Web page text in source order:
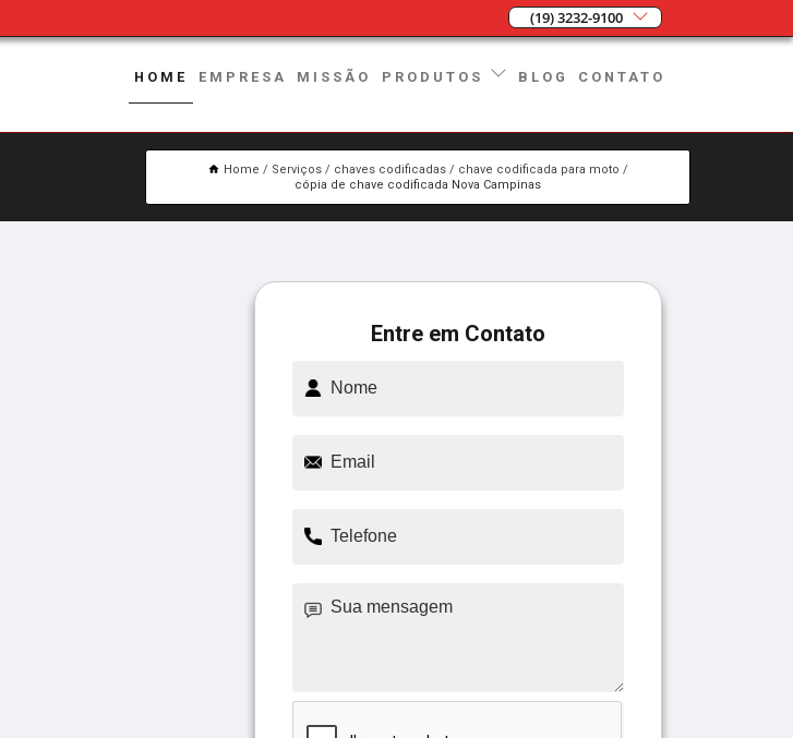
(19) 3232-9100
HOME EMPRESA MISSÃO PRODUTOS BLOG CONTATO
Home Serviços chaves codificadas
chave codificada para moto
cópia de chave codificada Nova Campinas
Entre em Contato